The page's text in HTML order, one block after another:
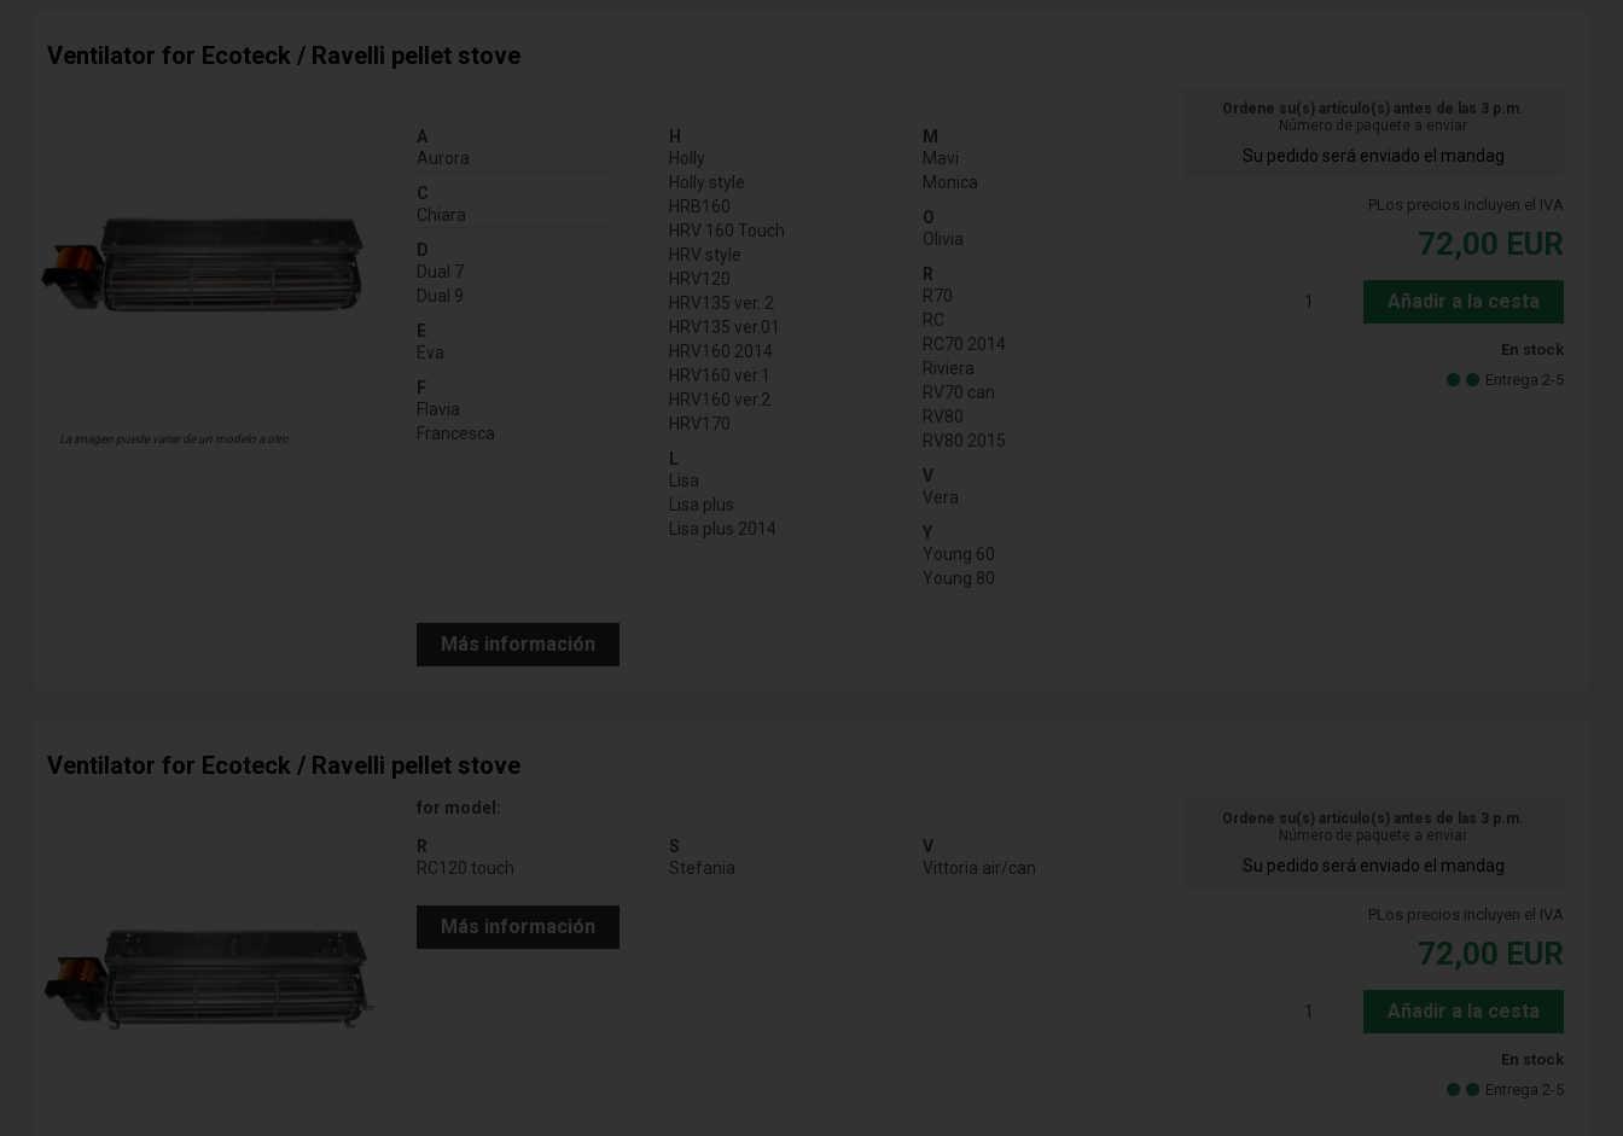
Ventilator for Ecoteck / Ravelli pellet stove
La imagen puede variar de un modelo a otro
A
Aurora
C
Chiara
D
Dual 7
Dual 9
E
Eva
F
Flavia
Francesca
H
Holly
Holly style
HRB160
HRV 160 Touch
HRV style
HRV120
HRV135 ver. 2
HRV135 ver.01
HRV160 2014
HRV160 ver.1
HRV160 ver.2
HRV170
L
Lisa
Lisa plus
Lisa plus 2014
M
Mavi
Monica
O
Olivia
R
R70
RC
RC70 2014
Riviera
RV70 can
RV80
RV80 2015
V
Vera
Y
Young 60
Young 80
Más información
Ordene su(s) artículo(s) antes de las 3 p.m.
Número de paquete a enviar
Su pedido será enviado el mandag
PLos precios incluyen el IVA
72,00 EUR
Añadir a la cesta
En stock
Entrega 2-5
Ventilator for Ecoteck / Ravelli pellet stove
for model:
R
RC120 touch
S
Stefania
V
Vittoria air/can
Más información
Ordene su(s) artículo(s) antes de las 3 p.m.
Número de paquete a enviar
Su pedido será enviado el mandag
PLos precios incluyen el IVA
72,00 EUR
Añadir a la cesta
En stock
Entrega 2-5